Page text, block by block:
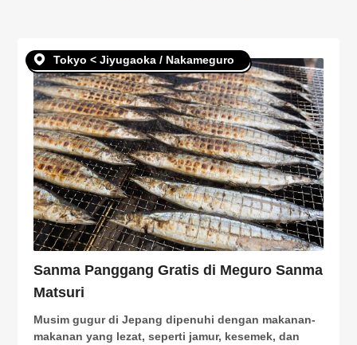
Tokyo < Jiyugaoka / Nakameguro
Sanma Panggang Gratis di Meguro Sanma
Matsuri
Musim gugur di Jepang dipenuhi dengan makanan-
makanan yang lezat, seperti jamur, kesemek, dan